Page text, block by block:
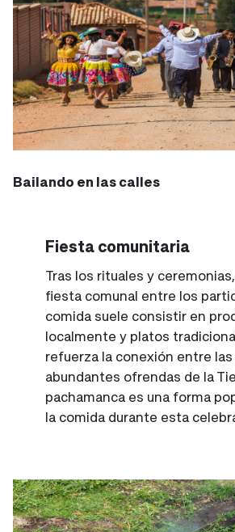
Bailando en las calles
Fiesta comunitaria
Tras los rituales y
fiesta comunal entre los
comida suele consistir en
localmente y platos
refuerza la conexión entre
abundantes ofrendas de la
pachamanca es una forma
la comida durante esta